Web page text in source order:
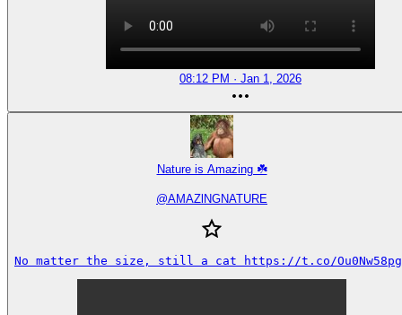
08:12 PM · Jan 1, 2026
Nature is Amazing ☘️
@AMAZlNGNATURE
No matter the size, still a cat https://t.co/